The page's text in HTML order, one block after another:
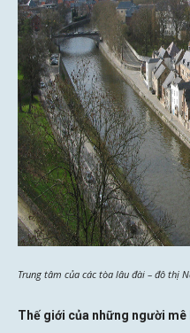
Trung tâm của các tòa lâu đài – đô thị
Thế giới của những người mê